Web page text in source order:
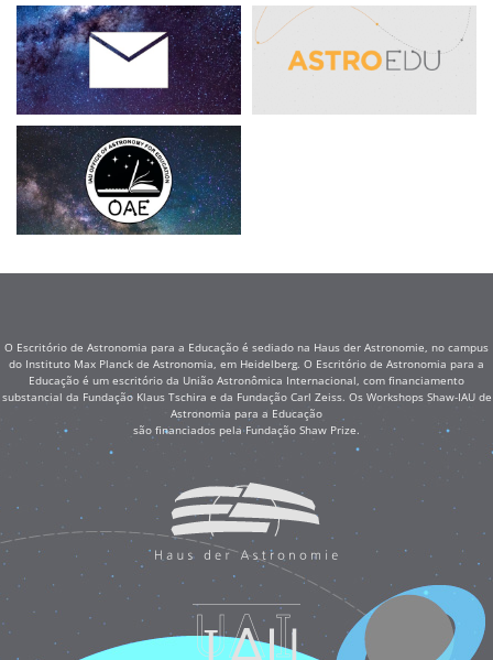
O Escritório de Astronomia para a Educação é sediado na Haus der Astronomie, no campus
do Instituto Max Planck de Astronomia, em Heidelberg. O Escritório de Astronomia para a
Educação é um escritório da União Astronômica Internacional, com financiamento
substancial da Fundação Klaus Tschira e da Fundação Carl Zeiss. Os Workshops Shaw-IAU de
Astronomia para a Educação
são financiados pela Fundação Shaw Prize.